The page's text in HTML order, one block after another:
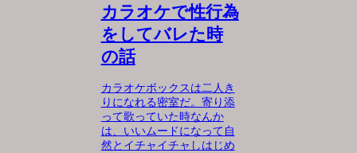
カラオケで性行為
をしてバレた時
の話
カラオケボックスは二人き
りになれる密室だ。寄り添
って歌っていた時なんか
は、いいムードになって自
然とイチャイチャしはじめ